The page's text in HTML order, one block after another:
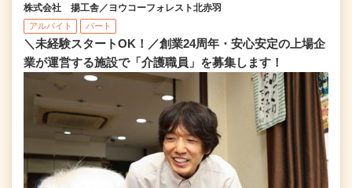
株式会社 揚工舎／ヨウコーフォレスト北赤羽
アルバイト パート
＼未経験スタートOK！／創業24周年・安心安定の上場企
業が運営する施設で「介護職員」を募集します！